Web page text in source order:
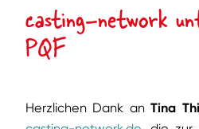
casting-network
PQF
Herzlichen Dank anTina